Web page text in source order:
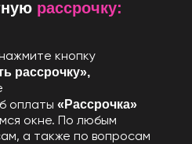
рассрочку:
кнопку
рассрочку»,
оплаты «Рассрочка»
окне. По любым
а также по вопросам